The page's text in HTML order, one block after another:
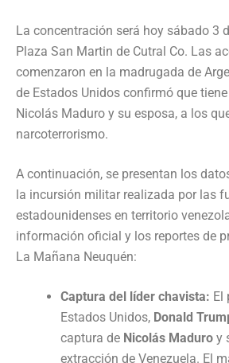
La concentración será hoy sábado 3
Plaza San Martin de Cutral Co. Las
comenzaron en la madrugada de
de Estados Unidos confirmó que
Nicolás Maduro y su esposa, a los
narcoterrorismo.
A continuación, se presentan los
la incursión militar realizada por las
estadounidenses en territorio
información oficial y los reportes de
La Mañana Neuquén:
Captura del líder chavista: El
Estados Unidos, Donald
captura de Nicolás Maduro y
extracción de Venezuela. El